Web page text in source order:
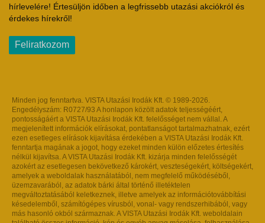
hírlevelére! Értesüljön időben a legfrissebb utazási akciókról és
érdekes hírekről!
Feliratkozom
Minden jog fenntartva. VISTA Utazási Irodák Kft. © 1989-2026.
Engedélyszám: R0727/93 A honlapon közölt adatok teljességéért,
pontosságáért a VISTA Utazási Irodák Kft. felelősséget nem vállal. A
megjelenített információk elírásokat, pontatlanságot tartalmazhatnak, ezért
ezen esetleges elírások kijavítása érdekében a VISTA Utazási Irodák Kft.
fenntartja magának a jogot, hogy ezeket minden külön előzetes értesítés
nélkül kijavítsa. A VISTA Utazási Irodák Kft. kizárja minden felelősségét
azokért az esetlegesen bekövetkező károkért, veszteségekért, költségekért,
amelyek a weboldalak használatából, nem megfelelő működéséből,
üzemzavarából, az adatok bárki által történő illetéktelen
megváltoztatásából keletkeznek, illetve amelyek az információtovábbítási
késedelemből, számítógépes vírusból, vonal- vagy rendszerhibából, vagy
más hasonló okból származnak. A VISTA Utazási Irodák Kft. weboldalain